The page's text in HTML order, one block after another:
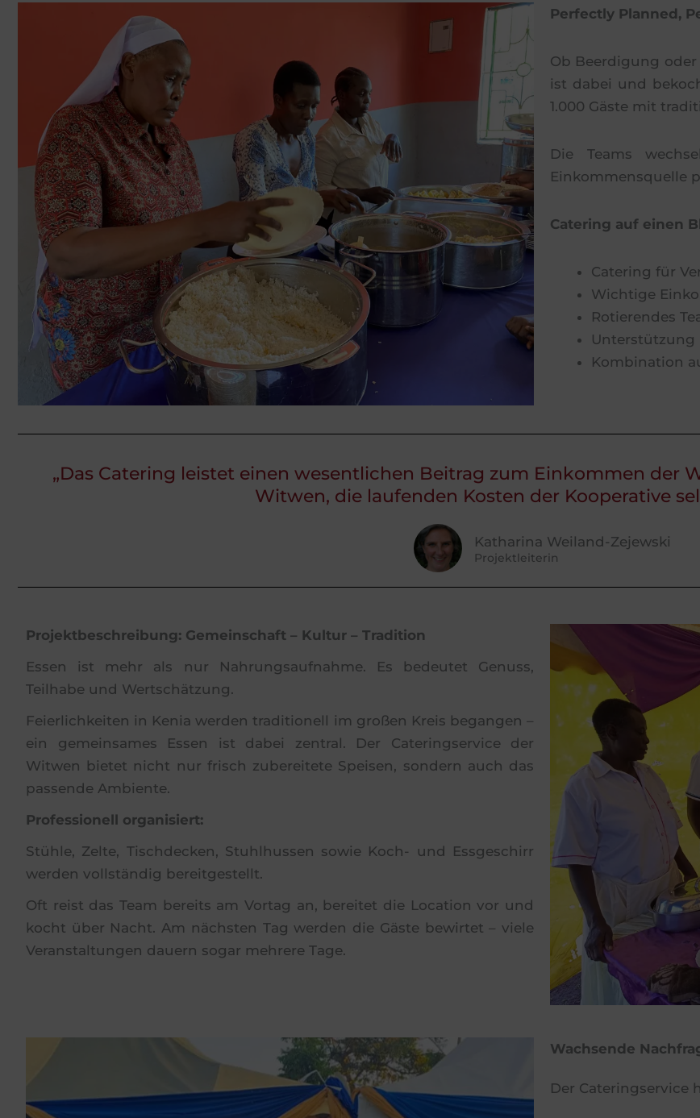
Perfectly Planned,
Ob Beerdigung
ist dabei und
1.000 Gäste mit
Die Teams
Einkommensquelle
Catering auf einen
Catering für
Wichtige
Rotierendes
Unterstützung
Kombination
„Das Catering leistet einen wesentlichen Beitrag zum Einkommen der
Witwen, die laufenden Kosten der Kooperative
Katharina Weiland-Zejewski
Projektleiterin
Projektbeschreibung: Gemeinschaft – Kultur – Tradition
Essen ist mehr als nur Nahrungsaufnahme. Es bedeutet Genuss,
Teilhabe und Wertschätzung.
Feierlichkeiten in Kenia werden traditionell im großen Kreis begangen –
ein gemeinsames Essen ist dabei zentral. Der Cateringservice der
Witwen bietet nicht nur frisch zubereitete Speisen, sondern auch das
passende Ambiente.
Professionell organisiert:
Stühle, Zelte, Tischdecken, Stuhlhussen sowie Koch- und Essgeschirr
werden vollständig bereitgestellt.
Oft reist das Team bereits am Vortag an, bereitet die Location vor und
kocht über Nacht. Am nächsten Tag werden die Gäste bewirtet – viele
Veranstaltungen dauern sogar mehrere Tage.
Wachsende
Der Cateringservice